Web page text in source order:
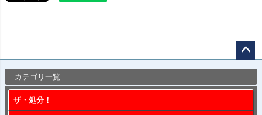
カテゴリ一覧
ザ・処分！
ップ